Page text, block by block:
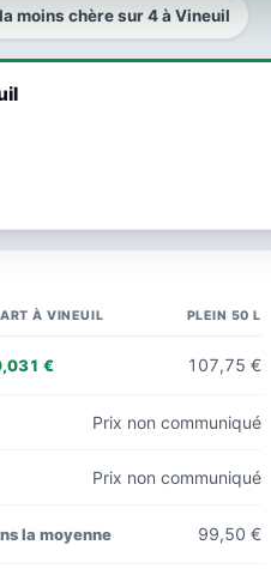
moins chère sur 4 à Vineuil
À VINEUIL PLEIN 50 L
€ 107,75 €
Prix non communiqué
Prix non communiqué
la moyenne 99,50 €